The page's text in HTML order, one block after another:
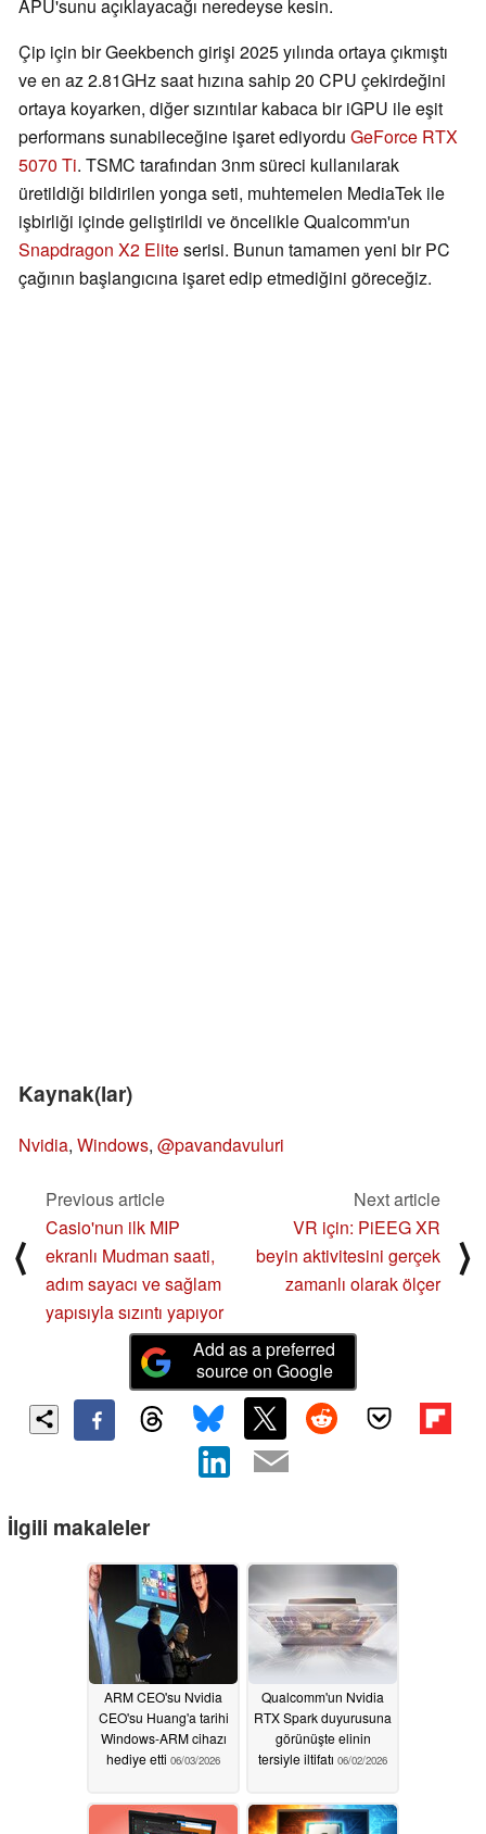
APU'sunu açıklayacağı neredeyse kesin.
Çip için bir Geekbench girişi 2025 yılında ortaya çıkmıştı
ve en az 2.81GHz saat hızına sahip 20 CPU çekirdeğini
ortaya koyarken, diğer sızıntılar kabaca bir iGPU ile eşit
performans sunabileceğine işaret ediyordu GeForce RTX
5070 Ti. TSMC tarafından 3nm süreci kullanılarak
üretildiği bildirilen yonga seti, muhtemelen MediaTek ile
işbirliği içinde geliştirildi ve öncelikle Qualcomm'un
Snapdragon X2 Eliteserisi. Bunun tamamen yeni bir PC
çağının başlangıcına işaret edip etmediğini göreceğiz.
Kaynak(lar)
Nvidia, Windows, @pavandavuluri
⟨
Previous article
Casio'nun ilk MIP
ekranlı Mudman saati,
adım sayacı ve sağlam
yapısıyla sızıntı yapıyor
Next article
VR için: PiEEG XR
beyin aktivitesini gerçek
zamanlı olarak ölçer
⟩
Add as a preferred
source on Google
İlgili makaleler
ARM CEO'su Nvidia
CEO'su Huang'a tarihi
Windows-ARM cihazı
hediye etti 06/03/2026
Qualcomm'un Nvidia
RTX Spark duyurusuna
görünüşte elinin
tersiyle iltifatı 06/02/2026